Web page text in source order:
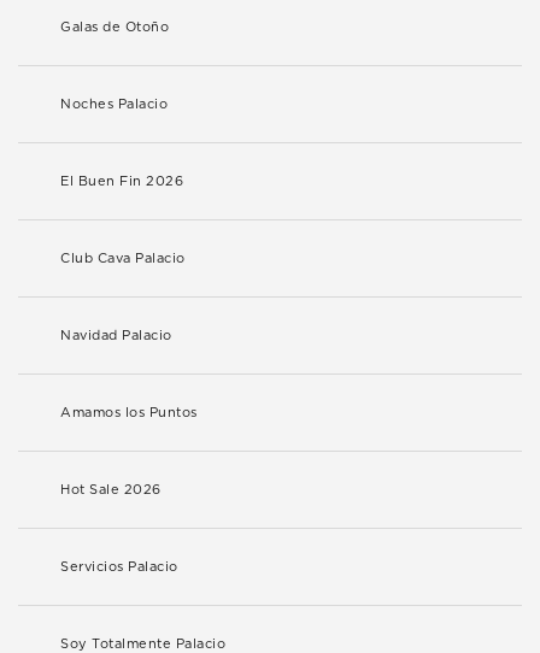
Galas de Otoño
Noches Palacio
El Buen Fin 2026
Club Cava Palacio
Navidad Palacio
Amamos los Puntos
Hot Sale 2026
Servicios Palacio
Soy Totalmente Palacio